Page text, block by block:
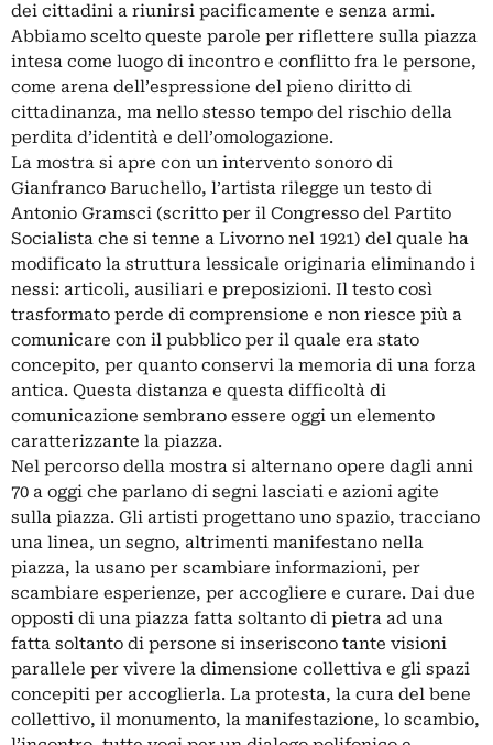
dei cittadini a riunirsi pacificamente e senza armi.
Abbiamo scelto queste parole per riflettere sulla piazza
intesa come luogo di incontro e conflitto fra le persone,
come arena dell’espressione del pieno diritto di
cittadinanza, ma nello stesso tempo del rischio della
perdita d’identità e dell’omologazione.
La mostra si apre con un intervento sonoro di
Gianfranco Baruchello, l’artista rilegge un testo di
Antonio Gramsci (scritto per il Congresso del Partito
Socialista che si tenne a Livorno nel 1921) del quale ha
modificato la struttura lessicale originaria eliminando i
nessi: articoli, ausiliari e preposizioni. Il testo così
trasformato perde di comprensione e non riesce più a
comunicare con il pubblico per il quale era stato
concepito, per quanto conservi la memoria di una forza
antica. Questa distanza e questa difficoltà di
comunicazione sembrano essere oggi un elemento
caratterizzante la piazza.
Nel percorso della mostra si alternano opere dagli anni
70 a oggi che parlano di segni lasciati e azioni agite
sulla piazza. Gli artisti progettano uno spazio, tracciano
una linea, un segno, altrimenti manifestano nella
piazza, la usano per scambiare informazioni, per
scambiare esperienze, per accogliere e curare. Dai due
opposti di una piazza fatta soltanto di pietra ad una
fatta soltanto di persone si inseriscono tante visioni
parallele per vivere la dimensione collettiva e gli spazi
concepiti per accoglierla. La protesta, la cura del bene
collettivo, il monumento, la manifestazione, lo scambio,